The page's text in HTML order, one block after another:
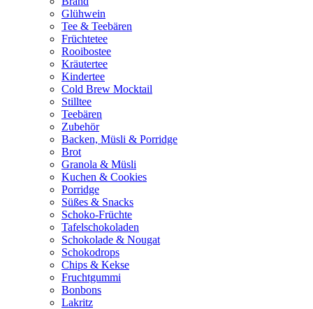
Glühwein
Tee & Teebären
Früchtetee
Rooibostee
Kräutertee
Kindertee
Cold Brew Mocktail
Stilltee
Teebären
Zubehör
Backen, Müsli & Porridge
Brot
Granola & Müsli
Kuchen & Cookies
Porridge
Süßes & Snacks
Schoko-Früchte
Tafelschokoladen
Schokolade & Nougat
Schokodrops
Chips & Kekse
Fruchtgummi
Bonbons
Lakritz